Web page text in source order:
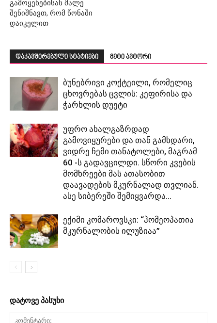
გამოყენებისას მალე
შენიშნავთ, რომ წონაში
დაიკელით
დაკავშირებული სტატიები მეტი ავტორი
ბუნებრივი კოქტეილი, რომელიც
ცხოვრებას ცვლის: კეფირისა და
ჭარხლის დუეტი
უფრო ახალგაზრდად
გამოვიყურები და თან გამხდარი,
ვიდრე ჩემი თანატოლები, მაგრამ
60 -ს გადავცილდი. სწორი კვების
მომხრეები მას ათასობით
დაავადების მკურნალად თვლიან.
ასე სიბერეში შემიყვარდა...
ექიმი კომაროვსკი: “ჰომეოპათია
მკურნალობის ილუზიაა”
დატოვე პასუხი